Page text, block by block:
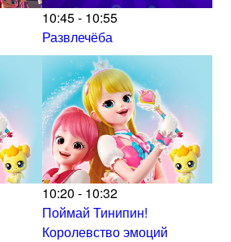
10:45 - 10:55
Развлечёба
10:20 - 10:32
Поймай Тинипин!
Королевство эмоций